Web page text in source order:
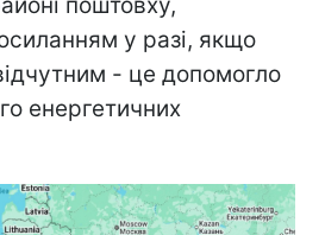
у разі, якщо
- це допомогло
енергетичних